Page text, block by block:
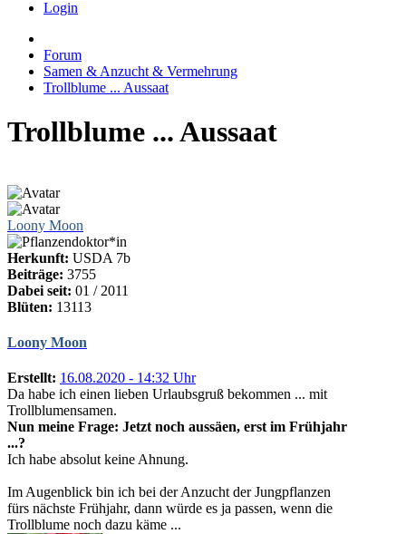
Login
Forum
Samen & Anzucht & Vermehrung
Trollblume ... Aussaat
Trollblume ... Aussaat
Loony Moon
Herkunft: USDA 7b
Beiträge: 3755
Dabei seit: 01 / 2011
Blüten: 13113
Loony Moon
Erstellt: 16.08.2020 - 14:32 Uhr
Da habe ich einen lieben Urlaubsgruß bekommen ... mit
Trollblumensamen.
Nun meine Frage: Jetzt noch aussäen, erst im Frühjahr
...?
Ich habe absolut keine Ahnung.
Im Augenblick bin ich bei der Anzucht der Jungpflanzen
fürs nächste Frühjahr, dann würde es ja passen, wenn die
Trollblume noch dazu käme ...